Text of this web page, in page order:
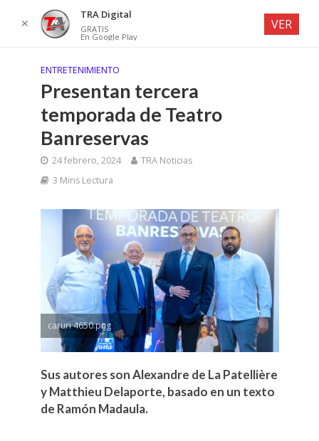
ENTRETENIMIENTO
Presentan tercera
temporada de Teatro
Banreservas
24 febrero, 2024
TRA Noticias
3 Mins Lectura
caruri 4650.png
Sus autores son Alexandre de La Patellière
y Matthieu Delaporte, basado en un texto
de Ramón Madaula.
✕
TRA Digital
GRATIS
En Google Play
VER